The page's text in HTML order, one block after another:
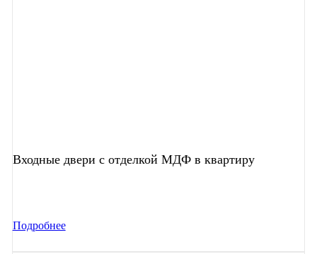
Входные двери с отделкой МДФ в квартиру
Подробнее